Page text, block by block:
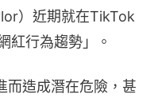
）近期就在TikTok
紅行為趨勢」。
而造成潛在危險，甚